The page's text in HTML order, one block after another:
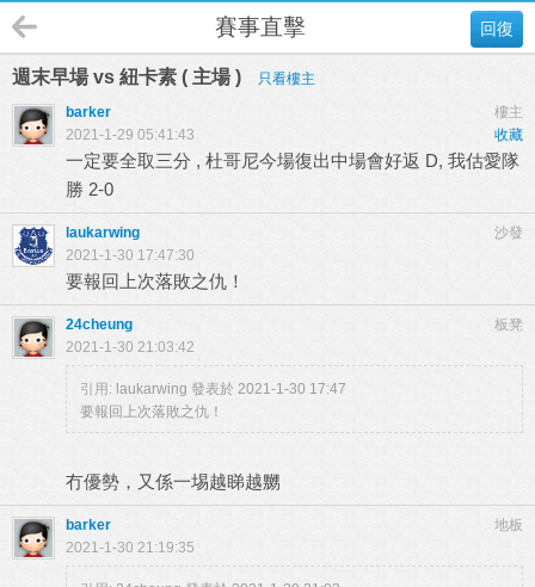
回復
賽事直擊
週末早場 vs 紐卡素 ( 主場 )
只看樓主
樓主
barker
收藏
2021-1-29 05:41:43
一定要全取三分 , 杜哥尼今場復出中場會好返 D, 我估愛隊
勝 2-0
沙發
laukarwing
2021-1-30 17:47:30
要報回上次落敗之仇！
板凳
24cheung
2021-1-30 21:03:42
引用: laukarwing 發表於 2021-1-30 17:47
要報回上次落敗之仇！
冇優勢，又係一埸越睇越嬲
地板
barker
2021-1-30 21:19:35